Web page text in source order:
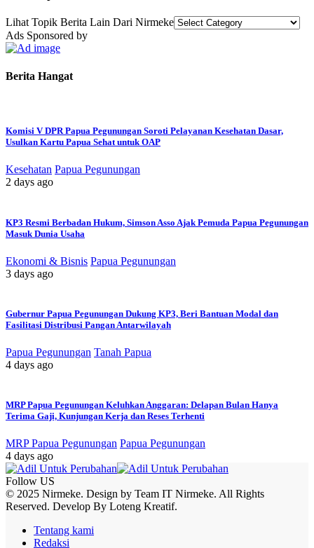
Lihat Topik Berita Lain Dari Nirmeke
Ads Sponsored by
Berita Hangat
Komisi V DPR Papua Pegunungan Soroti Pelayanan Kesehatan Dasar,
Usulkan Kartu Papua Sehat untuk OAP
Kesehatan Papua Pegunungan
2 days ago
KP3 Resmi Berbadan Hukum, Simson Asso Ajak Pemuda Papua Pegunungan
Masuk Dunia Usaha
Ekonomi & Bisnis Papua Pegunungan
3 days ago
Gubernur Papua Pegunungan Dukung KP3, Beri Bantuan Modal dan
Fasilitasi Distribusi Pangan Antarwilayah
Papua Pegunungan Tanah Papua
4 days ago
MRP Papua Pegunungan Keluhkan Anggaran: Delapan Bulan Hanya
Terima Gaji, Kunjungan Kerja dan Reses Terhenti
MRP Papua Pegunungan Papua Pegunungan
4 days ago
Follow US
© 2025 Nirmeke. Design by Team IT Nirmeke. All Rights
Reserved. Develop By Loteng Kreatif.
Tentang kami
Redaksi